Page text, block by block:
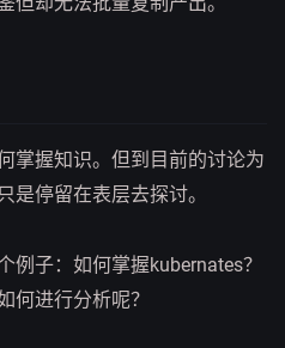
掌握知识。但到目前的讨论为
是停留在表层去探讨。
例子：如何掌握kubernates？
何进行分析呢？